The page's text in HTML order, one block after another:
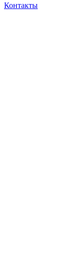
Контакты